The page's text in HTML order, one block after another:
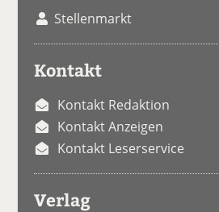
Stellenmarkt
Kontakt
Kontakt Redaktion
Kontakt Anzeigen
Kontakt Leserservice
Verlag